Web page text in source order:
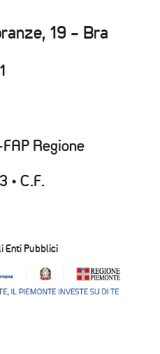
19 - Bra
Regione
• C.F.
Enti Pubblici